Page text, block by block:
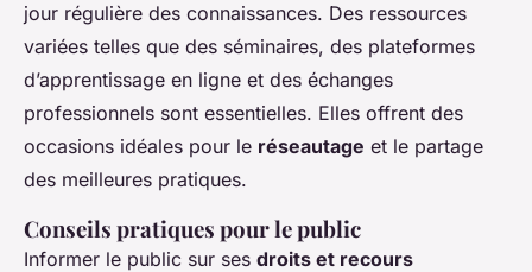
jour régulière des connaissances. Des ressources
variées telles que des séminaires, des plateformes
d’apprentissage en ligne et des échanges
professionnels sont essentielles. Elles offrent des
occasions idéales pour le réseautage et le partage
des meilleures pratiques.
Conseils pratiques pour le public
Informer le public sur ses droits et recours